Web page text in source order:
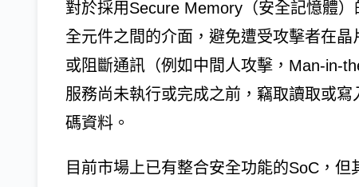
對於採用Secure Memory（安全記憶體
全元件之間的介面，避免遭受攻擊者在
或阻斷通訊（例如中間人攻擊，Man-in-
服務尚未執行或完成之前，竊取讀取或
碼資料。
目前市場上已有整合安全功能的SoC，